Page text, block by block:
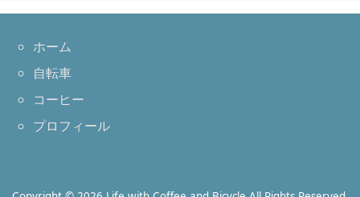
ホーム
自転車
コーヒー
プロフィール